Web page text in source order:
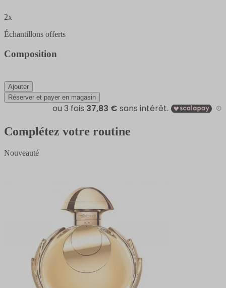
2x
Échantillons offerts
Composition
Ajouter
Réserver et payer en magasin
Complétez votre routine
Nouveauté